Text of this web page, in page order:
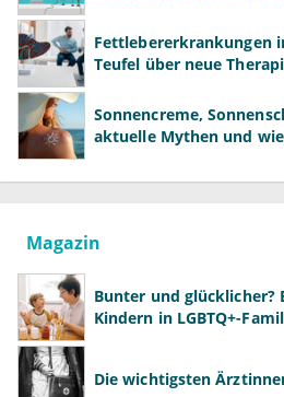
Fettlebererkrankungen
Teufel über neue
Sonnencreme,
aktuelle Mythen und
Magazin
Bunter und glücklicher?
Kindern in LGBTQ+-
Die wichtigsten